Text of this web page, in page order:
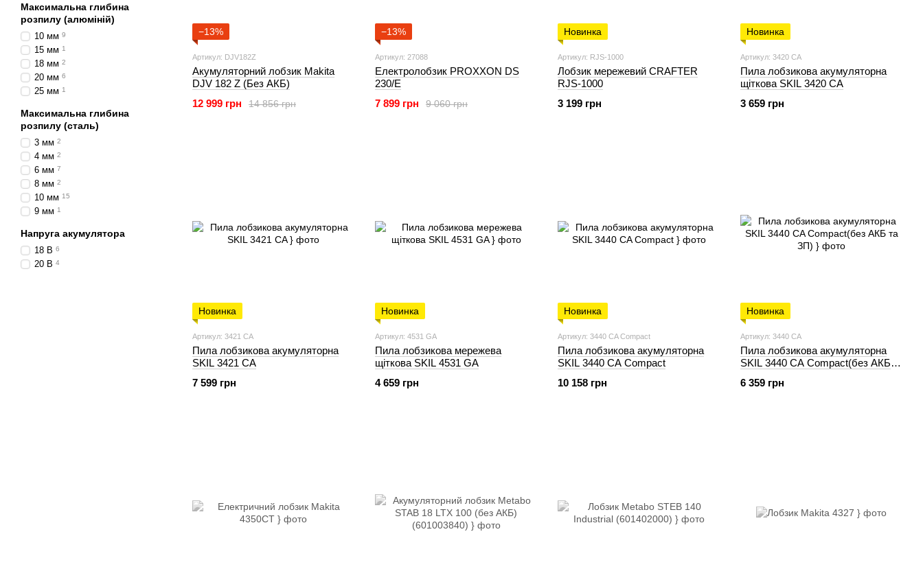
−13%
Артикул: DJV182Z
Акумуляторний лобзик Makita
DJV 182 Z (Без АКБ)
14 856 грн
12 999 грн
−13%
Артикул: 27088
Електролобзик PROXXON DS
230/E
9 060 грн
7 899 грн
Новинка
Артикул: RJS-1000
Лобзик мережевий CRAFTER
RJS-1000
3 199 грн
Новинка
Артикул: 3420 CA
Пила лобзикова акумуляторна
щіткова SKIL 3420 CA
3 659 грн
Новинка
Артикул: 3421 CA
Пила лобзикова акумуляторна
SKIL 3421 CA
7 599 грн
Новинка
Артикул: 4531 GA
Пила лобзикова мережева
щіткова SKIL 4531 GA
4 659 грн
Новинка
Артикул: 3440 CA Compact
Пила лобзикова акумуляторна
SKIL 3440 CA Compact
10 158 грн
Новинка
Артикул: 3440 CA
Пила лобзикова акумуляторна
SKIL 3440 CA Compact(без АКБ
6 359 грн
Максимальна глибина
розпилу (алюміній)
10 мм 9
15 мм 1
18 мм 2
20 мм 6
25 мм 1
Максимальна глибина
розпилу (сталь)
3 мм 2
4 мм 2
6 мм 7
8 мм 2
10 мм 15
9 мм 1
Напруга акумулятора
18 В 6
20 В 4